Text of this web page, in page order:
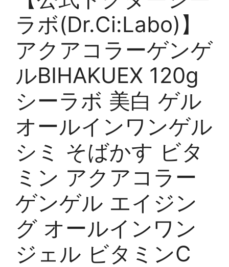
ラボ(Dr.Ci:Labo)】
アクアコラーゲンゲ
ルBIHAKUEX 120g
シーラボ 美白 ゲル
オールインワンゲル
シミ そばかす ビタ
ミン アクアコラー
ゲンゲル エイジン
グ オールインワン
ジェル ビタミンC